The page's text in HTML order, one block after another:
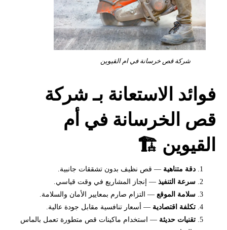
شركة قص خرسانة في ام القيوين
فوائد الاستعانة بـ شركة
قص الخرسانة في أم
القيوين 🏗️
دقة متناهية — قص نظيف بدون تشققات جانبية.
سرعة التنفيذ — إنجاز المشاريع في وقت قياسي.
سلامة الموقع — التزام صارم بمعايير الأمان والسلامة.
تكلفة اقتصادية — أسعار تنافسية مقابل جودة عالية.
تقنيات حديثة — استخدام ماكينات قص متطورة تعمل بالماس